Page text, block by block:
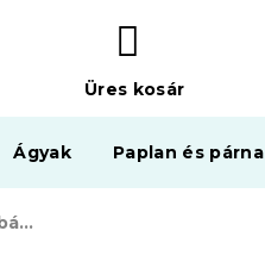
KOSÁR
Üres kosár
Ágyak Paplan és párna
NADO VELVET szürke bárszék fekete lábakkal